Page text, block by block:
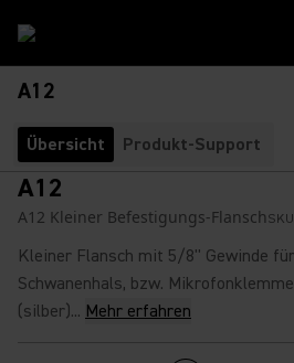
A12
Übersicht Produkt-Support
A12
A12 Kleiner Befestigungs-Flansch
Kleiner Flansch mit 5/8'' Gewinde
Schwanenhals, bzw.
(silber)... Mehr erfahren